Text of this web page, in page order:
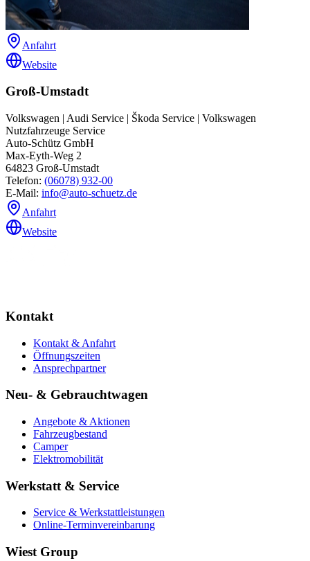
Anfahrt
Website
Groß-Umstadt
Volkswagen | Audi Service | Škoda Service | Volkswagen
Nutzfahrzeuge Service
Auto-Schütz GmbH
Max-Eyth-Weg 2
64823 Groß-Umstadt
Telefon: (06078) 932-00
E-Mail: info@auto-schuetz.de
Anfahrt
Website
Kontakt
Kontakt & Anfahrt
Öffnungszeiten
Ansprechpartner
Neu- & Gebrauchtwagen
Angebote & Aktionen
Fahrzeugbestand
Camper
Elektromobilität
Werkstatt & Service
Service & Werkstattleistungen
Online-Terminvereinbarung
Wiest Group